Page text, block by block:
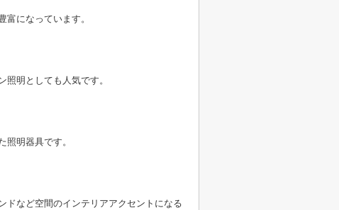
になっています。
明としても人気です。
明器具です。
ドなど空間のインテリアアクセントになる